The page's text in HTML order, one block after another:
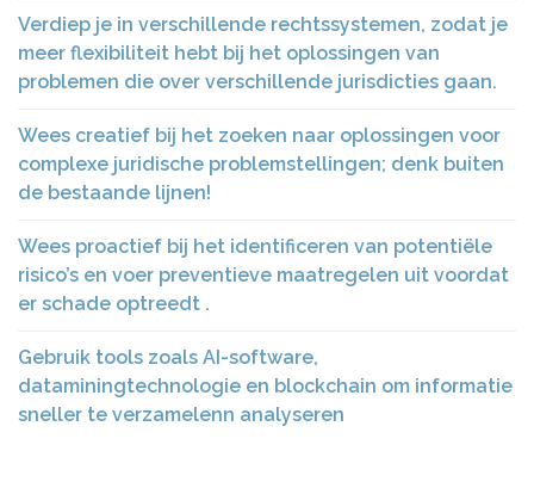
Verdiep je in verschillende rechtssystemen, zodat je
meer flexibiliteit hebt bij het oplossingen van
problemen die over verschillende jurisdicties gaan.
Wees creatief bij het zoeken naar oplossingen voor
complexe juridische problemstellingen; denk buiten
de bestaande lijnen!
Wees proactief bij het identificeren van potentiële
risico’s en voer preventieve maatregelen uit voordat
er schade optreedt .
Gebruik tools zoals AI-software,
dataminingtechnologie en blockchain om informatie
sneller te verzamelenn analyseren